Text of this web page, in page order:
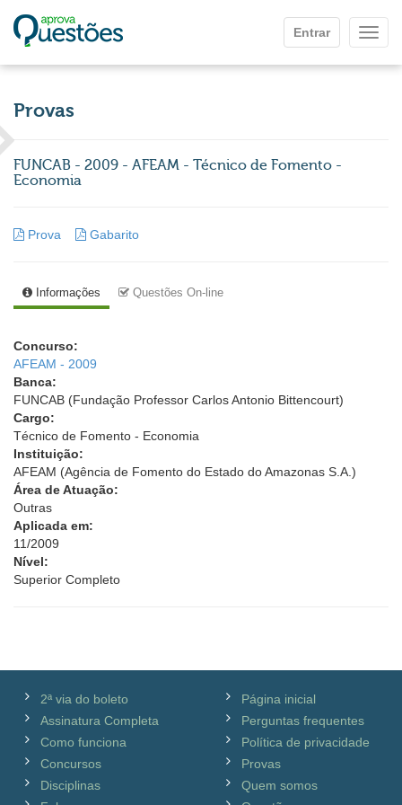
Entrar
Provas
FUNCAB - 2009 - AFEAM - Técnico de Fomento -
Economia
Prova Gabarito
Informações Questões On-line
Concurso:
AFEAM - 2009
Banca:
FUNCAB (Fundação Professor Carlos Antonio Bittencourt)
Cargo:
Técnico de Fomento - Economia
Instituição:
AFEAM (Agência de Fomento do Estado do Amazonas S.A.)
Área de Atuação:
Outras
Aplicada em:
11/2009
Nível:
Superior Completo
2ª via do boleto
Assinatura Completa
Como funciona
Concursos
Disciplinas
Página inicial
Perguntas frequentes
Política de privacidade
Provas
Quem somos